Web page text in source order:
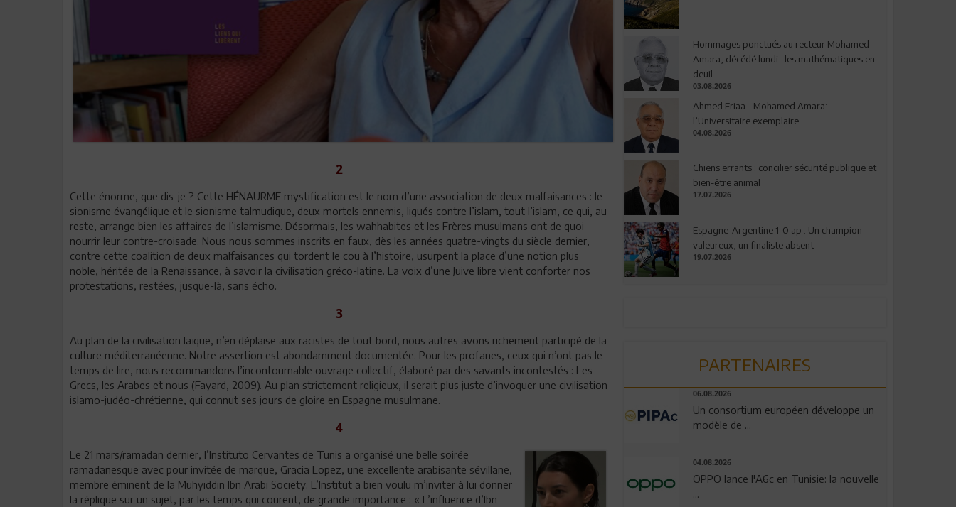
2
Cette énorme, que dis-je ? Cette HÉNAURME mystification est le nom d’une association de deux malfaisances : le
sionisme évangélique et le sionisme talmudique, deux mortels ennemis, ligués contre l’islam, tout l’islam, ce qui, au
reste, arrange bien les affaires de l’islamisme. Désormais, les wahhabites et les Frères musulmans ont de quoi
nourrir leur contre-croisade. Nous nous sommes inscrits en faux, dès les années quatre-vingts du siècle dernier,
contre cette coalition de deux malfaisances qui tordent le cou à l’histoire, usurpent la place d’une notion plus
noble, héritée de la Renaissance, à savoir la civilisation gréco-latine. La voix d’une Juive libre vient conforter nos
protestations, restées, jusque-là, sans écho.
3
Au plan de la civilisation laïque, n’en déplaise aux racistes de tout bord, nous autres avons richement participé de la
culture méditerranéenne. Notre assertion est abondamment documentée. Pour les profanes, ceux qui n’ont pas le
temps de lire, nous recommandons l’incontournable ouvrage collectif, élaboré par des savants incontestés : Les
Grecs, les Arabes et nous (Fayard, 2009). Au plan strictement religieux, il serait plus juste d’invoquer une civilisation
islamo-judéo-chrétienne, qui connut ses jours de gloire en Espagne musulmane.
4
Le 21 mars/ramadan dernier, l’Instituto Cervantes de Tunis a organisé une belle soirée
ramadanesque avec pour invitée de marque, Gracia Lopez, une excellente arabisante sévillane,
membre éminent de la Muhyiddin Ibn Arabi Society. L’Institut a bien voulu m’inviter à lui donner
la réplique sur un sujet, par les temps qui courent, de grande importance : « L’influence d’Ibn
Hommages ponctués au recteur Mohamed
Amara, décédé lundi : les mathématiques en
deuil
03.08.2026
Ahmed Friaa - Mohamed Amara:
l’Universitaire exemplaire
04.08.2026
Chiens errants : concilier sécurité publique et
bien-être animal
17.07.2026
Espagne-Argentine 1-0 ap : Un champion
valeureux, un finaliste absent
19.07.2026
PARTENAIRES
06.08.2026
Un consortium européen développe un
modèle de ...
04.08.2026
OPPO lance l'A6c en Tunisie: la nouvelle
...